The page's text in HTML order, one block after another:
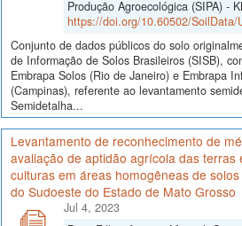
Produção Agroecológica (SIPA) -
https://doi.org/10.60502/SoilData/
Conjunto de dados públicos do solo
de Informação de Solos Brasileiros (SISB),
Embrapa Solos (Rio de Janeiro) e Embrapa
(Campinas), referente ao levantamento
Semidetalha...
Levantamento de reconhecimento de
avaliação de aptidão agrícola das terras
culturas em áreas homogêneas de
do Sudoeste do Estado de Mato Grosso
Jul 4, 2023